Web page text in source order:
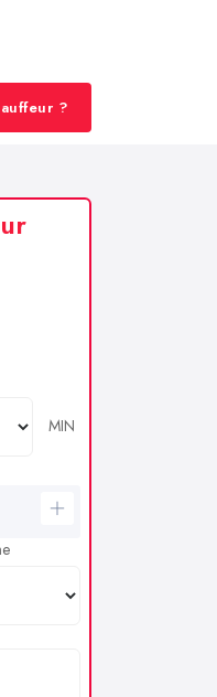
?
MIN